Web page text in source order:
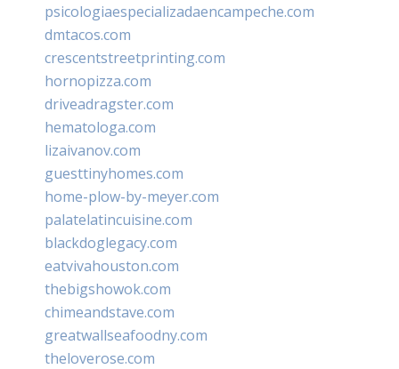
psicologiaespecializadaencampeche.com
dmtacos.com
crescentstreetprinting.com
hornopizza.com
driveadragster.com
hematologa.com
lizaivanov.com
guesttinyhomes.com
home-plow-by-meyer.com
palatelatincuisine.com
blackdoglegacy.com
eatvivahouston.com
thebigshowok.com
chimeandstave.com
greatwallseafoodny.com
theloverose.com